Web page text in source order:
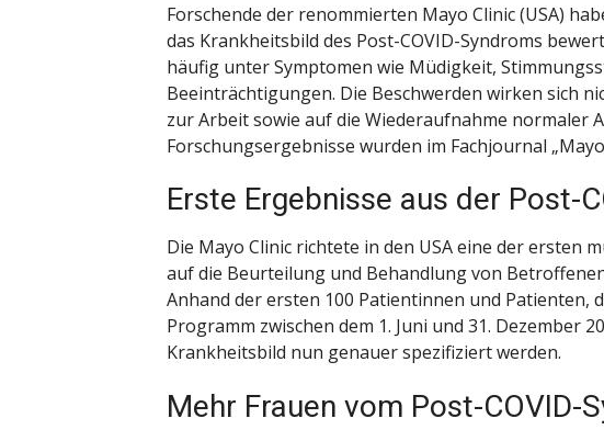
Forschende der renommierten Mayo Clinic (USA)
das Krankheitsbild des Post-COVID-Syndroms
häufig unter Symptomen wie Müdigkeit,
Beeinträchtigungen. Die Beschwerden wirken sich
zur Arbeit sowie auf die Wiederaufnahme normaler
Forschungsergebnisse wurden im Fachjournal
Erste Ergebnisse aus der Post-
Die Mayo Clinic richtete in den USA eine der ersten
auf die Beurteilung und Behandlung von
Anhand der ersten 100 Patientinnen und Patienten,
Programm zwischen dem 1. Juni und 31. Dezember
Krankheitsbild nun genauer spezifiziert werden.
Mehr Frauen vom Post-COVID-